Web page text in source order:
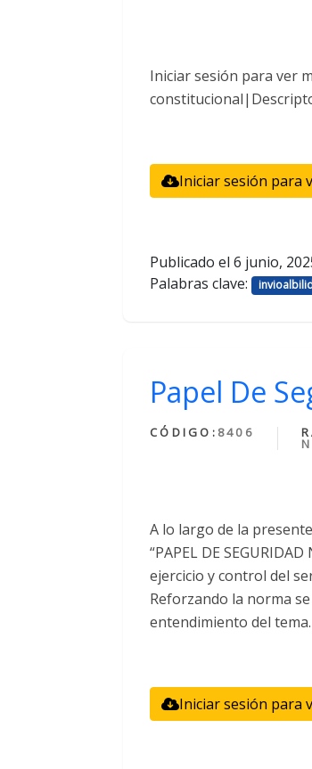
Iniciar sesión para ver
Iniciar sesión para
Publicado el 6 junio,
Palabras clave:
Papel De
CÓDIGO: 8406
A lo largo de la
“PAPEL DE
ejercicio y control del
Reforzando la norma
entendimiento del
Iniciar sesión para